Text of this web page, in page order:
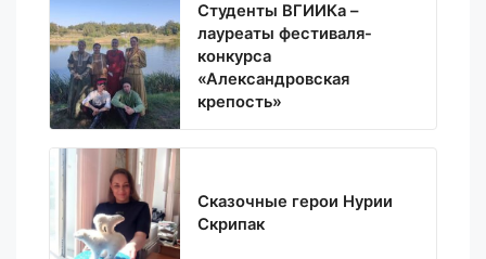
Студенты ВГИИКа –
лауреаты фестиваля-
конкурса
«Александровская
крепость»
Сказочные герои Нурии
Скрипак